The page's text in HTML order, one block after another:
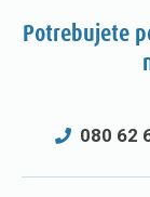
Potrebujete
080 62